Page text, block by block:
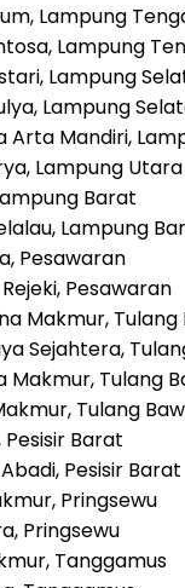
Lampung
Lampung
Lampung
Lampung
Arta Mandiri,
Lampung Utara
Barat
Lampung
Pesawaran
Pesawaran
Makmur, Tulang
Sejahtera,
Makmur, Tulang
Tulang
Barat
Pesisir Barat
Pringsewu
Pringsewu
Tanggamus